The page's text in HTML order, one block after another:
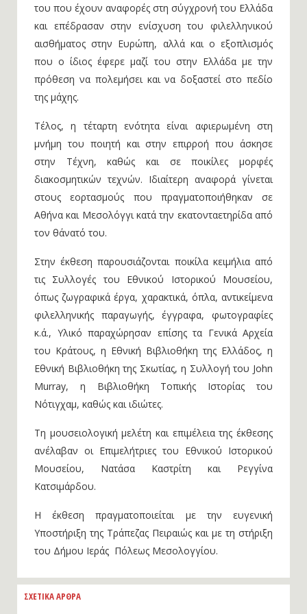
με τους οποίους ταυτίστηκε. Παρουσιάζονται τα έργα
του που έχουν αναφορές στη σύγχρονή του Ελλάδα
και επέδρασαν στην ενίσχυση του φιλελληνικού
αισθήματος στην Ευρώπη, αλλά και ο εξοπλισμός
που ο ίδιος έφερε μαζί του στην Ελλάδα με την
πρόθεση να πολεμήσει και να δοξαστεί στο πεδίο
Τέλος, η τέταρτη ενότητα είναι αφιερωμένη στη
μνήμη του ποιητή και στην επιρροή που άσκησε
στην Τέχνη, καθώς και σε ποικίλες μορφές
διακοσμητικών τεχνών. Ιδιαίτερη αναφορά γίνεται
στους εορτασμούς που πραγματοποιήθηκαν σε
Αθήνα και Μεσολόγγι κατά την εκατονταετηρίδα από
Στην έκθεση παρουσιάζονται ποικίλα κειμήλια από
τις Συλλογές του Εθνικού Ιστορικού Μουσείου,
όπως ζωγραφικά έργα, χαρακτικά, όπλα, αντικείμενα
φιλελληνικής παραγωγής, έγγραφα, φωτογραφίες
κ.ά., Υλικό παραχώρησαν επίσης τα Γενικά Αρχεία
του Κράτους, η Εθνική Βιβλιοθήκη της Ελλάδος, η
Εθνική Βιβλιοθήκη της Σκωτίας, η Συλλογή του John
Murray, η Βιβλιοθήκη Τοπικής Ιστορίας του
Τη μουσειολογική μελέτη και επιμέλεια της έκθεσης
ανέλαβαν οι Επιμελήτριες του Εθνικού Ιστορικού
Μουσείου, Νατάσα Καστρίτη και Ρεγγίνα
Η έκθεση πραγματοποιείται με την ευγενική
Υποστήριξη της Τράπεζας Πειραιώς και με τη στήριξη